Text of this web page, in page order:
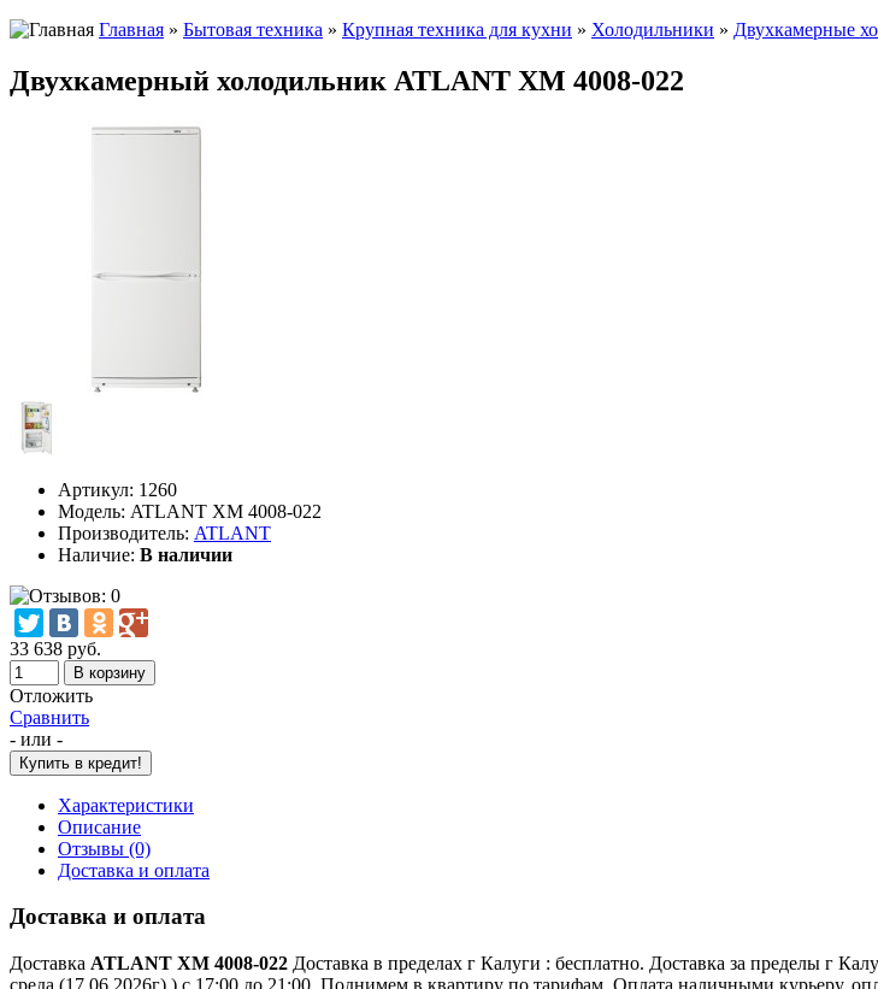
Главная » Бытовая техника » Крупная техника для кухни » Холодильники » Двухкамерные
Двухкамерный холодильник ATLANT ХМ 4008-022
Артикул: 1260
Модель: ATLANT ХМ 4008-022
Производитель: ATLANT
Наличие: В наличии
33 638 руб.
Отложить
Сравнить
- или -
Характеристики
Описание
Отзывы (0)
Доставка и оплата
Доставка и оплата
Доставка ATLANT ХМ 4008-022 Доставка в пределах г Калуги : бесплатно. Доставка за пределы г